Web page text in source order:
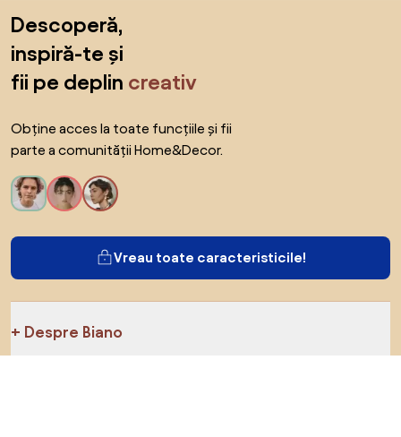
Descoperă,
inspiră-te și
fii pe deplin creativ
Obține acces la toate funcțiile și fii
parte a comunității Home&Decor.
Vreau toate caracteristicile!
Despre Biano